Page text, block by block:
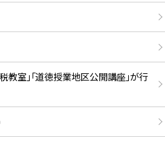
教室」「道徳授業地区公開講座」が行